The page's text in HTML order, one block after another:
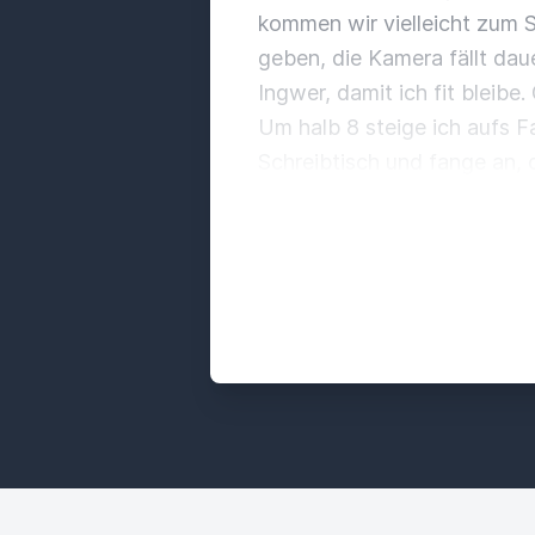
kommen wir vielleicht zum
geben, die Kamera fällt
Ingwer, damit ich fit bleibe.
Um halb 8 steige ich aufs
Team gemeinsam
den Tag kommen, nur die